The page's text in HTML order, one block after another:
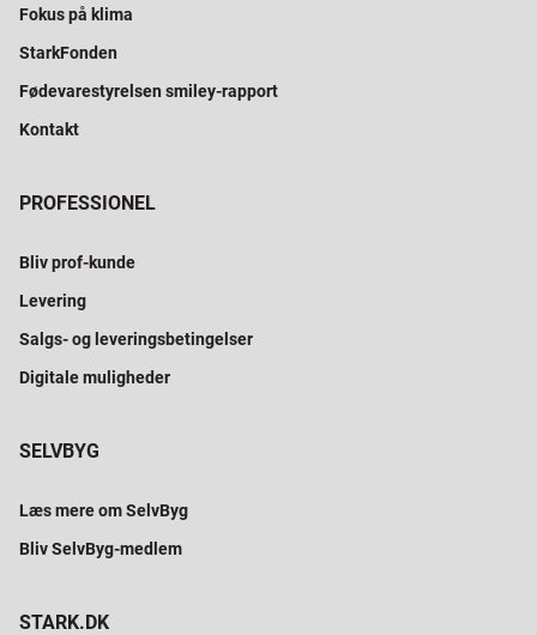
Fokus på klima
StarkFonden
Fødevarestyrelsen smiley-rapport
Kontakt
PROFESSIONEL
Bliv prof-kunde
Levering
Salgs- og leveringsbetingelser
Digitale muligheder
SELVBYG
Læs mere om SelvByg
Bliv SelvByg-medlem
STARK.DK